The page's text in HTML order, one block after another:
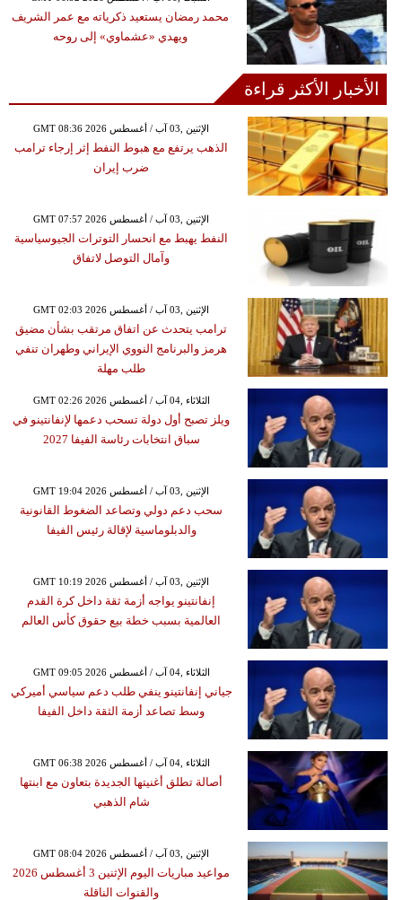
محمد رمضان يستعيد ذكرياته مع عمر الشريف
ويهدي «عشماوي» إلى روحه
الأخبار الأكثر قراءة
GMT 08:36 2026 الإثنين ,03 آب / أغسطس
الذهب يرتفع مع هبوط النفط إثر إرجاء ترامب
ضرب إيران
GMT 07:57 2026 الإثنين ,03 آب / أغسطس
النفط يهبط مع انحسار التوترات الجيوسياسية
وآمال التوصل لاتفاق
GMT 02:03 2026 الإثنين ,03 آب / أغسطس
ترامب يتحدث عن اتفاق مرتقب بشأن مضيق
هرمز والبرنامج النووي الإيراني وطهران تنفي
طلب مهلة
GMT 02:26 2026 الثلاثاء ,04 آب / أغسطس
ويلز تصبح أول دولة تسحب دعمها لإنفانتينو في
سباق انتخابات رئاسة الفيفا 2027
GMT 19:04 2026 الإثنين ,03 آب / أغسطس
سحب دعم دولي وتصاعد الضغوط القانونية
والدبلوماسية لإقالة رئيس الفيفا
GMT 10:19 2026 الإثنين ,03 آب / أغسطس
إنفانتينو يواجه أزمة ثقة داخل كرة القدم
العالمية بسبب خطة بيع حقوق كأس العالم
GMT 09:05 2026 الثلاثاء ,04 آب / أغسطس
جياني إنفانتينو ينفي طلب دعم سياسي أميركي
وسط تصاعد أزمة الثقة داخل الفيفا
GMT 06:38 2026 الثلاثاء ,04 آب / أغسطس
أصالة تطلق أغنيتها الجديدة بتعاون مع ابنتها
شام الذهبي
GMT 08:04 2026 الإثنين ,03 آب / أغسطس
مواعيد مباريات اليوم الإثنين 3 أغسطس 2026
والقنوات الناقلة